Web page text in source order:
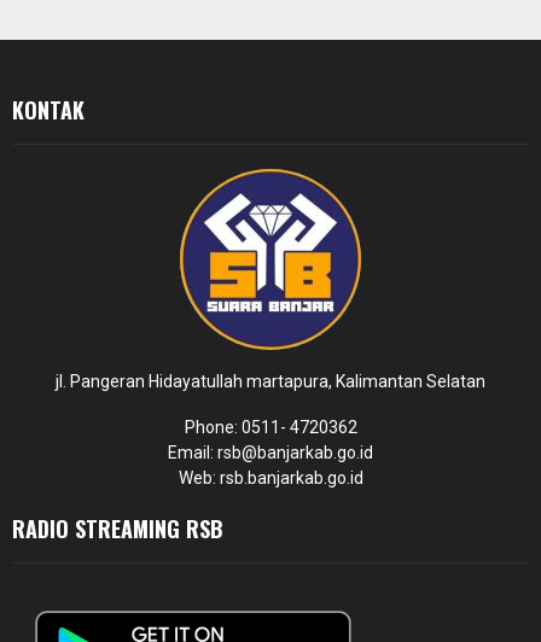
KONTAK
jl. Pangeran Hidayatullah martapura, Kalimantan Selatan
Phone: 0511- 4720362
Email: rsb@banjarkab.go.id
Web: rsb.banjarkab.go.id
RADIO STREAMING RSB